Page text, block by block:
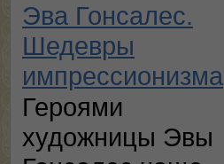
Эва Гонсалес.
Шедевры
импрессионизма
Героями
художницы Эвы